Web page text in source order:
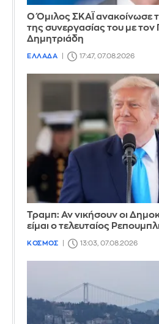
Ο Όμιλος ΣΚΑΪ ανακοίνωσε
της συνεργασίας του με τον
Δημητριάδη
ΕΛΛΑΔΑ 17:47, 07.08.2026
Τραμπ: Αν νικήσουν οι
είμαι ο τελευταίος
ΚΟΣΜΟΣ 13:03, 07.08.2026